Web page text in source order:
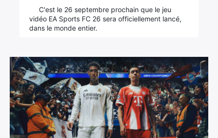
C'est le 26 septembre prochain que le jeu
vidéo EA Sports FC 26 sera officiellement lancé,
dans le monde entier.